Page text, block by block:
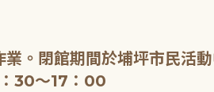
。閉館期間於埔坪市民活
30～17：00